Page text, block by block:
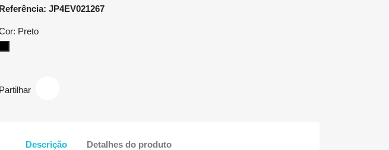
Referência: JP4EV021267
Preto
Partilhar
Descrição Detalhes do produto